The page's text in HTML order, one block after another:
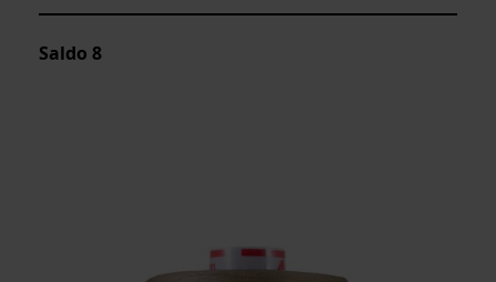
Saldo 8